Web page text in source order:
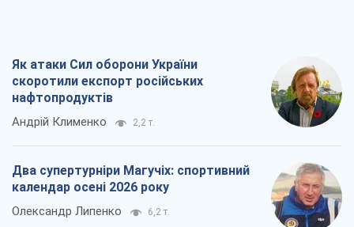
Як атаки Сил оборони України
скоротили експорт російських
нафтопродуктів
Андрій Клименко 2,2 т.
Два супертурніри Магучіх: спортивний
календар осені 2026 року
Олександр Липенко 6,2 т.